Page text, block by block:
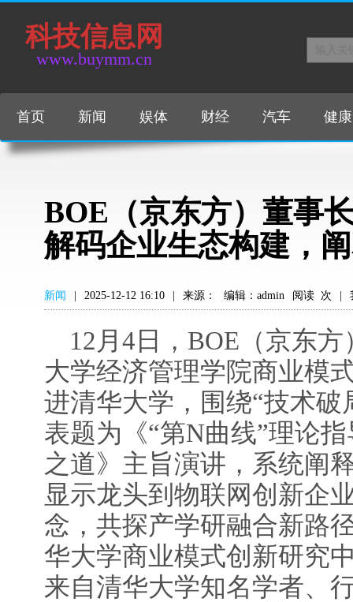
科技信息网
www.buymm.cn
首页 新闻 娱体 财经 汽车 健康
BOE（京东方）董事
解码企业生态构建，
新闻 2025-12-12 16:10 来源： 编辑：admin 阅读 次
12月4日，BOE（京东
大学经济管理学院商业模
进清华大学，围绕“技术破
表题为《“第N曲线”理论
之道》主旨演讲，系统阐
显示龙头到物联网创新企
念，共探产学研融合新路
华大学商业模式创新研究
来自清华大学知名学者、